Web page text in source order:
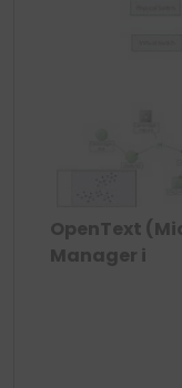
OpenText
Manager i